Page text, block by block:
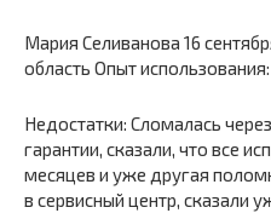
Мария Селиванова 16
область Опыт
Недостатки: Сломалась
гарантии, сказали, что все
месяцев и уже другая
в сервисный центр, сказали